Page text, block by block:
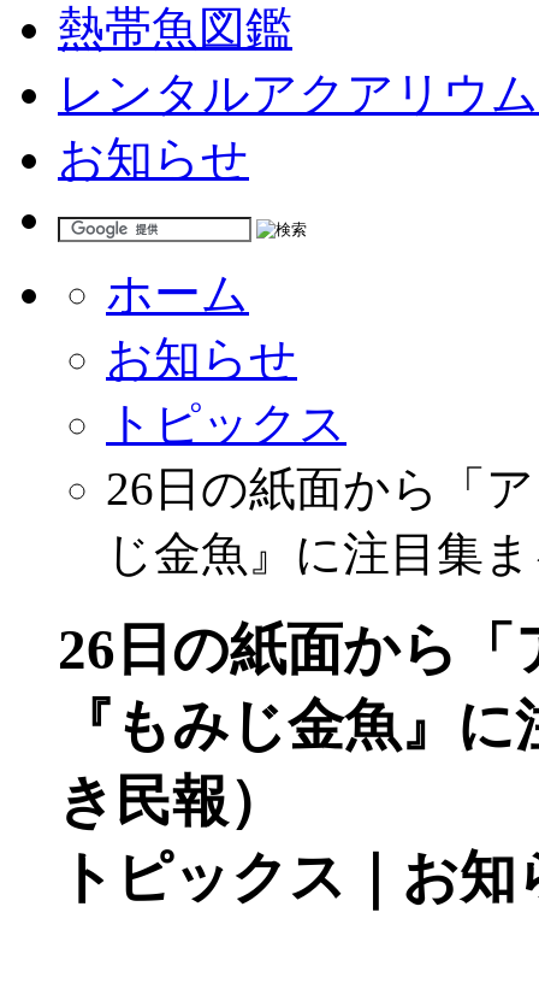
熱帯魚図鑑
レンタルアクアリウム
お知らせ
ホーム
お知らせ
トピックス
26日の紙面から「
じ金魚』に注目集
26日の紙面から
『もみじ金魚』
き民報）
トピックス｜お知